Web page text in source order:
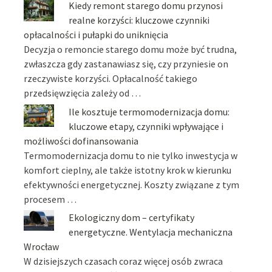
Kiedy remont starego domu przynosi
realne korzyści: kluczowe czynniki
opłacalności i pułapki do uniknięcia
Decyzja o remoncie starego domu może być trudna,
zwłaszcza gdy zastanawiasz się, czy przyniesie on
rzeczywiste korzyści. Opłacalność takiego
przedsięwzięcia zależy od …
Ile kosztuje termomodernizacja domu:
kluczowe etapy, czynniki wpływające i
możliwości dofinansowania
Termomodernizacja domu to nie tylko inwestycja w
komfort cieplny, ale także istotny krok w kierunku
efektywności energetycznej. Koszty związane z tym
procesem …
Ekologiczny dom – certyfikaty
energetyczne. Wentylacja mechaniczna
Wrocław
W dzisiejszych czasach coraz więcej osób zwraca